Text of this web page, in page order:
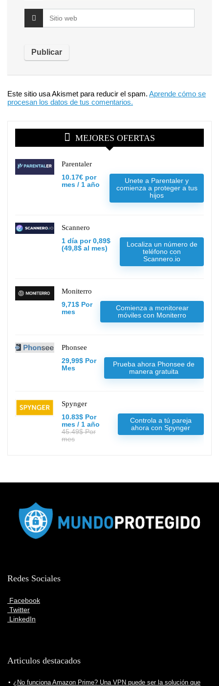
Este sitio usa Akismet para reducir el spam. Aprende cómo se
procesan los datos de tus comentarios.
MEJORES OFERTAS
Parentaler
10.17€ por
mes / 1 año
Unete a Parentaler y
comienza a proteger a tus
hijos
Scannero
1 día por 0,89$
(49,8$ al mes)
Localiza un número de
teléfono con
Scannero.io
Moniterro
9,71$ Por
mes
Comienza a monitorear
móviles con Moniterro
Phonsee
29,99$ Por
Mes
Prueba ahora Phonsee de
manera gratuita
Spynger
10.83$ Por
mes / 1 año
45.49$ Por
mes
Controla a tú pareja
ahora con Spynger
Redes Sociales
Facebook
Twitter
LinkedIn
Articulos destacados
¿No funciona Amazon Prime? Una VPN puede ser la solución que